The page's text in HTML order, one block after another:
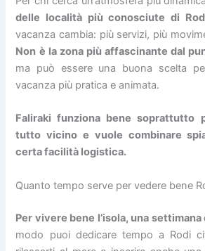
delle località più conosciute di
vacanza cambia: più servizi, più
Non è la zona più affascinante dal
ma può essere una buona scelta
vacanza più pratica e animata.
Faliraki funziona bene soprattutto
tutto vicino e vuole combinare
certa facilità logistica.
Quanto tempo serve per vedere bene
Per vivere bene l’isola, una settimana
modo puoi dedicare tempo a Rodi